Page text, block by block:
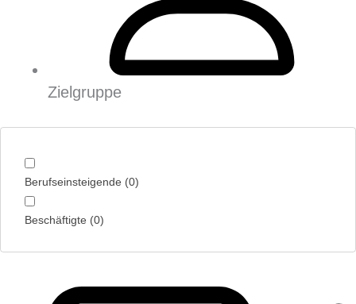
Zielgruppe
Berufseinsteigende (0)
Beschäftigte (0)